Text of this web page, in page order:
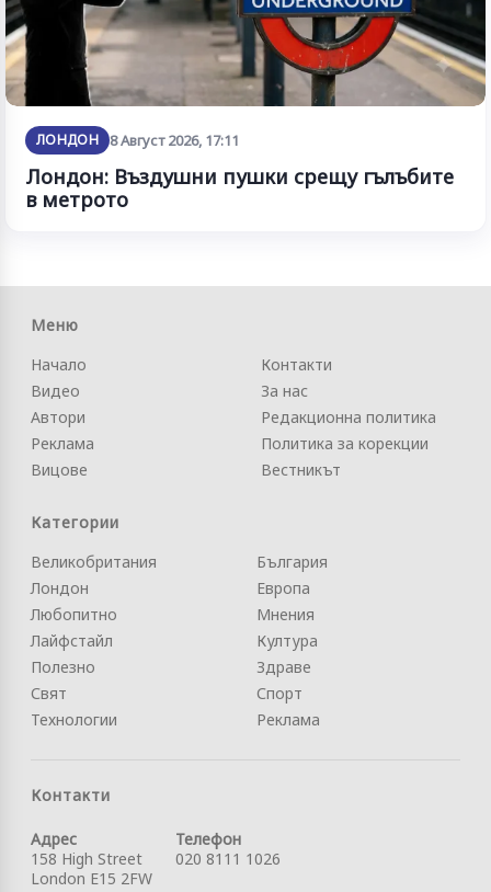
ЛОНДОН 8 Август 2026, 17:11
Лондон: Въздушни пушки срещу гълъбите
в метрото
Меню
Начало
Видео
Автори
Реклама
Вицове
Контакти
За нас
Редакционна политика
Политика за корекции
Вестникът
Категории
Великобритания
Лондон
Любопитно
Лайфстайл
Полезно
Свят
Технологии
България
Европа
Мнения
Култура
Здраве
Спорт
Реклама
Контакти
Адрес
158 High Street
London E15 2FW
Телефон
020 8111 1026